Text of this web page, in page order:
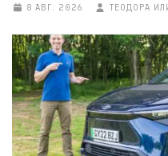
8 АВГ. 2026 ТЕОДОРА